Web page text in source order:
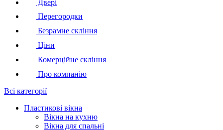
Двері
Перегородки
Безрамне скління
Ціни
Комерційне скління
Про компанію
Всі категорії
Пластикові вікна
Вікна на кухню
Вікна для спальні